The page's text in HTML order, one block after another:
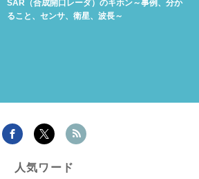
SAR（合成開口レーダ）のキホン～事例、分か
ること、センサ、衛星、波長～
人気ワード